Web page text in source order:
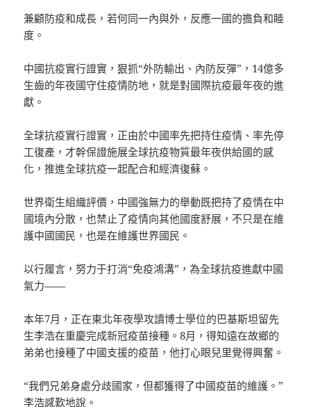
兼顧防疫和成長，若何同一內與外，反應一國的擔負和睦
度。
中國抗疫實行證實，狠抓“外防輸出、內防反彈”，14億多
生齒的年夜國守住疫情防地，就是對國際抗疫最年夜的進
獻。
全球抗疫實行證實，正由於中國率先把持住疫情、率先停
工復產，才幹保證施展全球抗疫物質最年夜供給國的感
化，推進全球抗疫一起配合和經濟復蘇。
世界衛生組織評價，中國強無力的舉動既把持了疫情在中
國境內分散，也禁止了疫情向其他國度舒展，不只是在維
護中國國民，也是在維護世界國民。
以行履言，努力于打消“免疫鴻溝”，為全球抗疫進獻中國
氣力——
本年7月，正在東北年夜學攻讀博士學位的巴基斯坦留先
生李浩在重慶完成新冠疫苗接種。8月，得知遠在故鄉的
弟弟也接種了中國支援的疫苗，他打心眼兒里覺得興奮。
“我們兄弟身處分歧國家，但都獲得了中國疫苗的維護。”
李浩感歎地說。